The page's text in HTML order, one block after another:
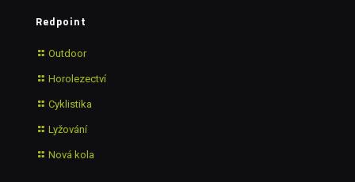
Redpoint
Outdoor
Horolezectví
Cyklistika
Lyžování
Nová kola